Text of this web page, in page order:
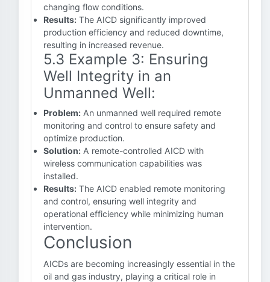
changing flow conditions.
Results: The AICD significantly improved
production efficiency and reduced downtime,
resulting in increased revenue.
5.3 Example 3: Ensuring
Well Integrity in an
Unmanned Well:
Problem: An unmanned well required remote
monitoring and control to ensure safety and
optimize production.
Solution: A remote-controlled AICD with
wireless communication capabilities was
installed.
Results: The AICD enabled remote monitoring
and control, ensuring well integrity and
operational efficiency while minimizing human
intervention.
Conclusion
AICDs are becoming increasingly essential in the
oil and gas industry, playing a critical role in